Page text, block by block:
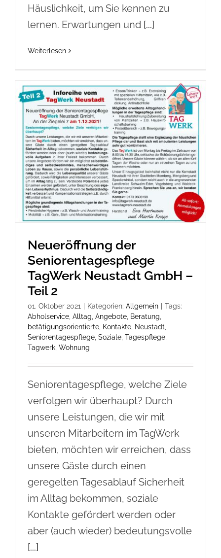
Häuslichkeit, um Sie kennen zu
lernen. Erwartungen und [...]
Weiterlesen
Neueröffnung der
Seniorentagespflege
TagWerk Neustadt GmbH –
Teil 2
01. Oktober 2021 | Kategorien: Allgemein | Tags:
Abholservice Alltag Angebote Beratung
betätigungsorientierte Kontakte Neustadt
Seniorentagespflege Soziale Tagespflege
Tagwerk Wohnung
Seniorentagespflege, welche Ziele
verfolgen wir überhaupt? Durch
unsere Leistungen, die wir mit
unseren Mitarbeitern im TagWerk
bieten, möchten wir erreichen, dass
unsere Gäste durch einen
geregelten Tagesablauf Sicherheit
im Alltag bekommen, soziale
Kontakte gefördert werden oder
aber (auch wieder) bedeutungsvolle
[...]